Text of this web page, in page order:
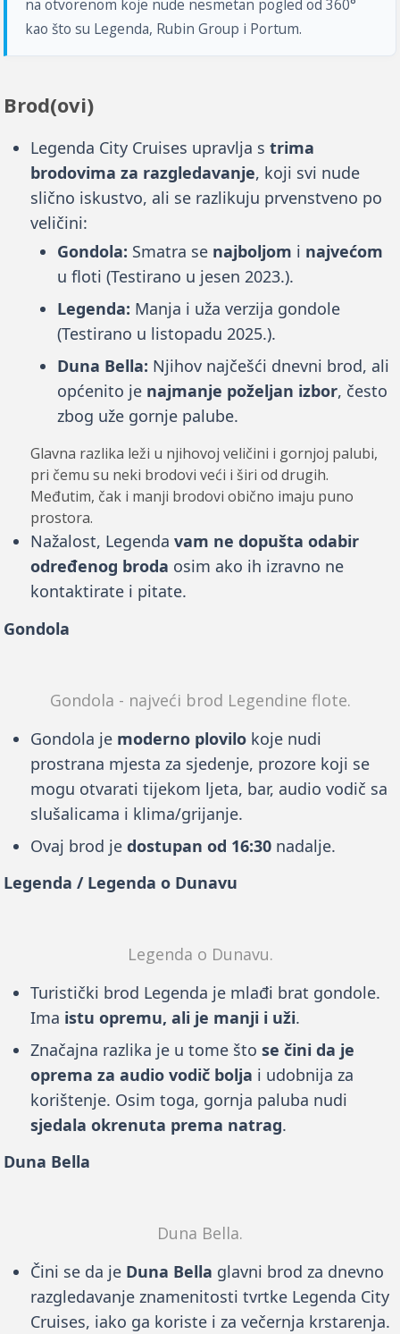
na otvorenom koje nude nesmetan pogled od 360°
kao što su Legenda, Rubin Group i Portum.
Brod(ovi)
Legenda City Cruises upravlja strima
brodovima za razgledavanje, koji svi nude
slično iskustvo, ali se razlikuju prvenstveno po
veličini:
Gondola: Smatra se najboljom i najvećom
u floti (Testirano u jesen 2023.).
Legenda: Manja i uža verzija gondole
(Testirano u listopadu 2025.).
Duna Bella: Njihov najčešći dnevni brod, ali
općenito je najmanje poželjan izbor, često
zbog uže gornje palube.
Glavna razlika leži u njihovoj veličini i gornjoj palubi,
pri čemu su neki brodovi veći i širi od drugih.
Međutim, čak i manji brodovi obično imaju puno
prostora.
Nažalost, Legendavam ne dopušta odabir
određenog broda osim ako ih izravno ne
kontaktirate i pitate.
Gondola
Gondola - najveći brod Legendine flote.
Gondola je moderno plovilo koje nudi
prostrana mjesta za sjedenje, prozore koji se
mogu otvarati tijekom ljeta, bar, audio vodič sa
slušalicama i klima/grijanje.
Ovaj brod jedostupan od 16:30 nadalje.
Legenda / Legenda o Dunavu
Legenda o Dunavu.
Turistički brod Legenda je mlađi brat gondole.
Ima istu opremu, ali je manji i uži.
Značajna razlika je u tome štose čini da je
oprema za audio vodič bolja i udobnija za
korištenje. Osim toga, gornja paluba nudi
sjedala okrenuta prema natrag.
Duna Bella
Duna Bella.
Čini se da je Duna Bella glavni brod za dnevno
razgledavanje znamenitosti tvrtke Legenda City
Cruises, iako ga koriste i za večernja krstarenja.